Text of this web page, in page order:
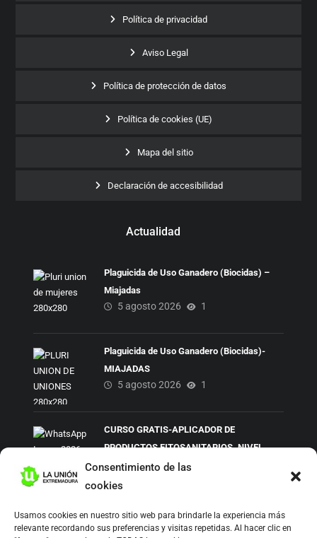
Consentimiento de las
cookies
Usamos cookies en nuestro sitio web para brindarle la experiencia más
relevante recordando sus preferencias y visitas repetidas. Al hacer clic en
Política de privacidad
Aviso Legal
Política de protección de datos
Política de cookies (UE)
Mapa del sitio
Declaración de accesibilidad
Actualidad
Plaguicida de Uso Ganadero (Biocidas) –
Miajadas
5 agosto 2026 1
Plaguicida de Uso Ganadero (Biocidas)-
MIAJADAS
5 agosto 2026 1
CURSO GRATIS-APLICADOR DE
PRODUCTOS FITOSANITARIOS. NIVEL
CUALIFICADO
5 agosto 2026
Síguenos: